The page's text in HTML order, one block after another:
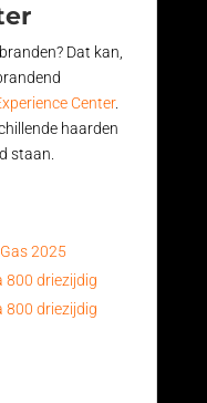
Dat kan,
Center.
haarden
staan.
2025
800 driezijdig
800 driezijdig